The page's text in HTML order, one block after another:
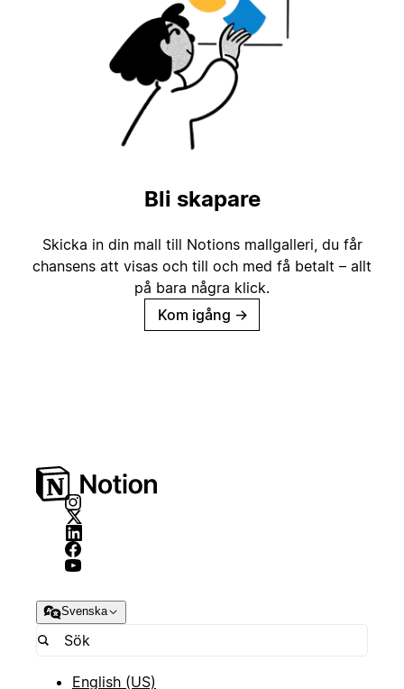
Bli skapare
Skicka in din mall till Notions mallgalleri, du får
chansens att visas och till och med få betalt – allt
på bara några klick.
Kom igång →
Svenska
English (US)